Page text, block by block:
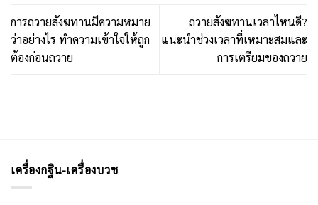
การถวายสังฆทานมีความหมาย
ว่าอย่างไร ทำความเข้าใจให้ถูก
ต้องก่อนถวาย
ถวายสังฆทานเวลาไหนดี?
แนะนำช่วงเวลาที่เหมาะสมและ
การเตรียมของถวาย
เครื่องกฐิน-เครื่องบวช